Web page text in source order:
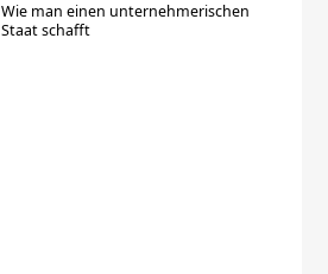
Wie man einen unternehmerischen
Staat schafft